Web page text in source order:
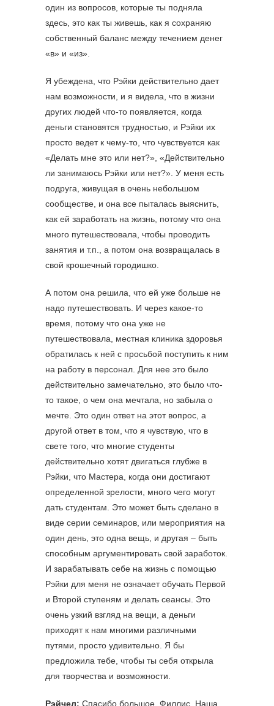
один из вопросов, которые ты подняла
здесь, это как ты живешь, как я сохраняю
собственный баланс между течением денег
«в» и «из».
Я убеждена, что Рэйки действительно дает
нам возможности, и я видела, что в жизни
других людей что-то появляется, когда
деньги становятся трудностью, и Рэйки их
просто ведет к чему-то, что чувствуется как
«Делать мне это или нет?», «Действительно
ли занимаюсь Рэйки или нет?». У меня есть
подруга, живущая в очень небольшом
сообществе, и она все пыталась выяснить,
как ей заработать на жизнь, потому что она
много путешествовала, чтобы проводить
занятия и т.п., а потом она возвращалась в
свой крошечный городишко.
А потом она решила, что ей уже больше не
надо путешествовать. И через какое-то
время, потому что она уже не
путешествовала, местная клиника здоровья
обратилась к ней с просьбой поступить к ним
на работу в персонал. Для нее это было
действительно замечательно, это было что-
то такое, о чем она мечтала, но забыла о
мечте. Это один ответ на этот вопрос, а
другой ответ в том, что я чувствую, что в
свете того, что многие студенты
действительно хотят двигаться глубже в
Рэйки, что Мастера, когда они достигают
определенной зрелости, много чего могут
дать студентам. Это может быть сделано в
виде серии семинаров, или мероприятия на
один день, это одна вещь, и другая – быть
способным аргументировать свой заработок.
И зарабатывать себе на жизнь с помощью
Рэйки для меня не означает обучать Первой
и Второй ступеням и делать сеансы. Это
очень узкий взгляд на вещи, а деньги
приходят к нам многими различными
путями, просто удивительно. Я бы
предложила тебе, чтобы ты себя открыла
для творчества и возможности.
Рэйчел: Спасибо большое, Филлис. Наша